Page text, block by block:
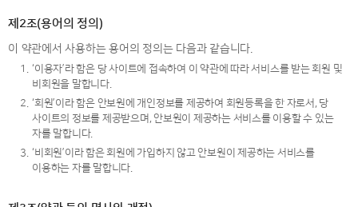
제2조(용어의 정의)
이 약관에서 사용하는 용어의 정의는 다음과 같습니다.
1.
‘이용자’라 함은 당 사이트에 접속하여 이 약관에 따라 서비스를 받는 회원 및
비회원을 말합니다.
2. ‘회원’이라 함은 안보원에 개인정보를 제공하여 회원등록을 한 자로서, 당
사이트의 정보를 제공받으며, 안보원이 제공하는 서비스를 이용할 수 있는
자를 말합니다.
3. ‘비회원’이라 함은 회원에 가입하지 않고 안보원이 제공하는 서비스를
이용하는 자를 말합니다.